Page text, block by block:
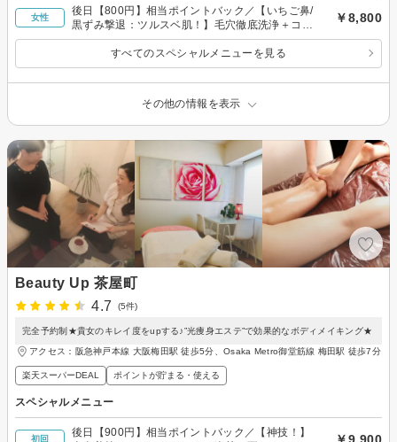
女性
後日【800円】相当ポイントバック／【いちご鼻/
黒ずみ撃退：ツルスベ肌！】毛穴徹底洗浄＋コラ
ーゲン生成光（フォト）ケア＋高濃度パック
￥8,800
すべてのスペシャルメニューを見る
その他の情報を表示
Beauty Up 茶屋町
4.7
(5件)
完全予約制★貴女のキレイ度をupする♪”光痩身エステ”で効果的なボディメイキング★
アクセス：阪急神戸本線 大阪梅田駅 徒歩5分、Osaka Metro御堂筋線 梅田駅 徒歩7分
楽天スーパーDEAL ポイントが貯まる・使える
スペシャルメニュー
初回
後日【900円】相当ポイントバック／【神技！】
￥9,900